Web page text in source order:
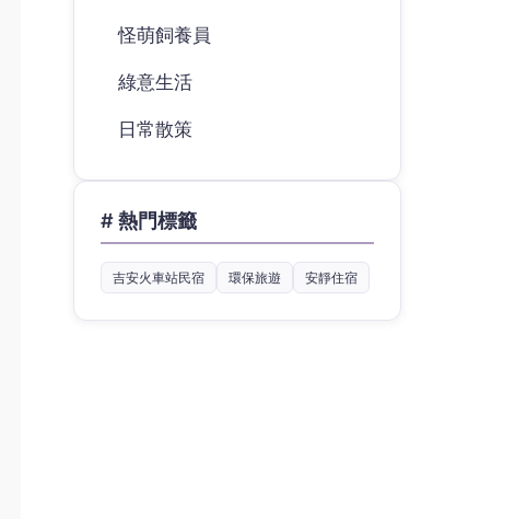
怪萌飼養員
綠意生活
日常散策
# 熱門標籤
吉安火車站民宿 環保旅遊 安靜住宿